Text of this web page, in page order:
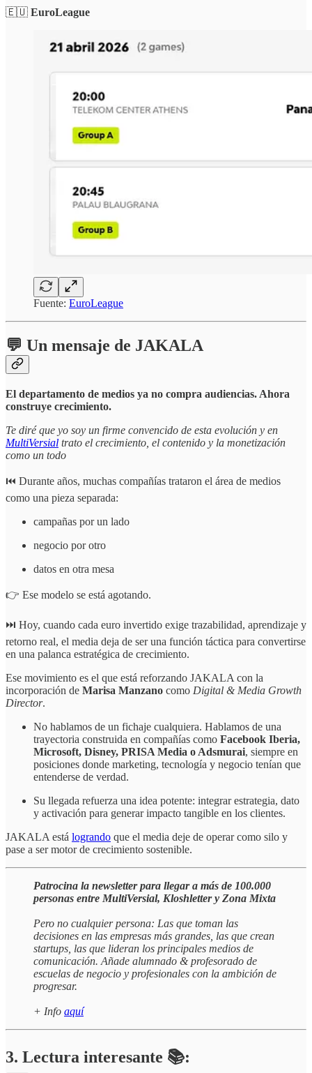
🇪🇺 EuroLeague
Fuente: EuroLeague
💬 Un mensaje de JAKALA
El departamento de medios ya no compra audiencias. Ahora
construye crecimiento.
Te diré que yo soy un firme convencido de esta evolución y en
MultiVersial trato el crecimiento, el contenido y la monetización
como un todo
⏮️ Durante años, muchas compañías trataron el área de medios
como una pieza separada:
campañas por un lado
negocio por otro
datos en otra mesa
👉 Ese modelo se está agotando.
⏭️ Hoy, cuando cada euro invertido exige trazabilidad, aprendizaje y
retorno real, el media deja de ser una función táctica para convertirse
en una palanca estratégica de crecimiento.
Ese movimiento es el que está reforzando JAKALA con la
incorporación de Marisa Manzano como Digital & Media Growth
Director.
No hablamos de un fichaje cualquiera. Hablamos de una
trayectoria construida en compañías como Facebook Iberia,
Microsoft, Disney, PRISA Media o Adsmurai, siempre en
posiciones donde marketing, tecnología y negocio tenían que
entenderse de verdad.
Su llegada refuerza una idea potente: integrar estrategia, dato
y activación para generar impacto tangible en los clientes.
JAKALA está logrando que el media deje de operar como silo y
pase a ser motor de crecimiento sostenible.
Patrocina la newsletter para llegar a más de 100.000
personas entre MultiVersial, Kloshletter y Zona Mixta
Pero no cualquier persona: Las que toman las
decisiones en las empresas más grandes, las que crean
startups, las que lideran los principales medios de
comunicación. Añade alumnado & profesorado de
escuelas de negocio y profesionales con la ambición de
progresar.
+ Info aquí
3. Lectura interesante 📚: